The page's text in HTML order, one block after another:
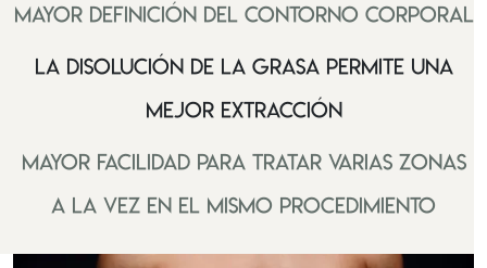
Mayor definición del contorno corporal
La disolución de la grasa permite una
mejor extracción
Mayor facilidad para tratar varias zonas
a la vez en el mismo procedimiento